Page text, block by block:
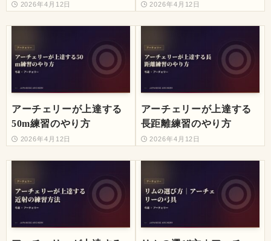
2026年4月12日 2026年4月12日
アーチェリーが上達する
50m練習のやり方
2026年4月12日
アーチェリーが上達する
長距離練習のやり方
2026年4月12日